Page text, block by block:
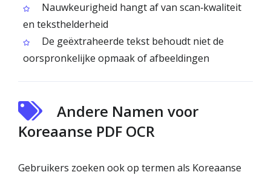
Nauwkeurigheid hangt af van scan‑kwaliteit
en teksthelderheid
De geëxtraheerde tekst behoudt niet de
oorspronkelijke opmaak of afbeeldingen
Andere Namen voor
Koreaanse PDF OCR
Gebruikers zoeken ook op termen als Koreaanse